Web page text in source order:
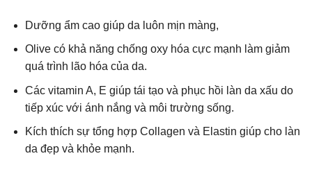
Dưỡng ẩm cao giúp da luôn mịn màng,
Olive có khả năng chống oxy hóa cực mạnh làm giảm
quá trình lão hóa của da.
Các vitamin A, E giúp tái tạo và phục hồi làn da xấu do
tiếp xúc với ánh nắng và môi trường sống.
Kích thích sự tổng hợp Collagen và Elastin giúp cho làn
da đẹp và khỏe mạnh.